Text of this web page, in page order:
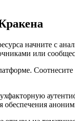
начните с
или
обеспечения